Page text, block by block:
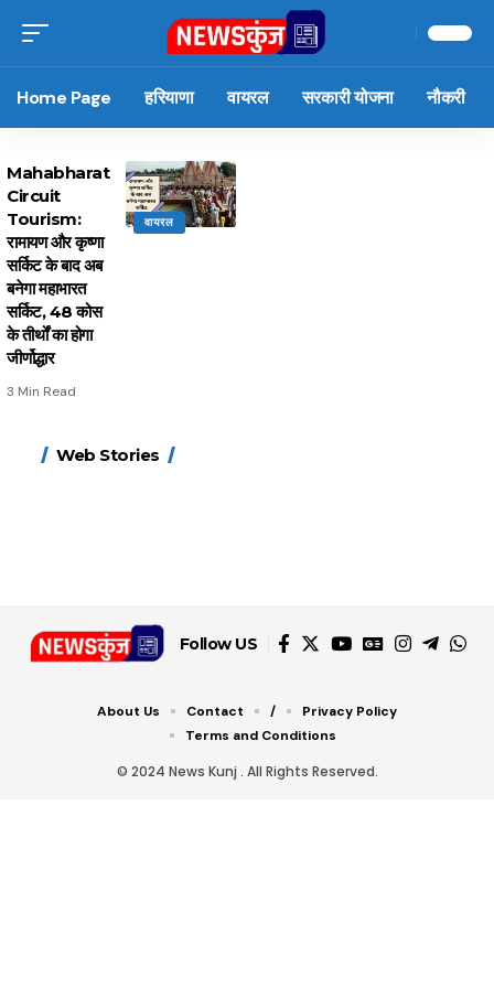
Home Page हरियाणा वायरल सरकारी योजना नौकरी
वायरल
Mahabharat
Circuit
Tourism:
रामायण और कृष्णा
सर्किट के बाद अब
बनेगा महाभारत
सर्किट, 48 कोस
के तीर्थों का होगा
जीर्णोद्धार
3 Min Read
Web Stories
15 नवंबर से लागू होंगे
FASTag के ये नए नियम,
मोटापे को कम करने के लिए
Follow US
© 2024 News Kunj . All Rights Reserved.
About Us Contact /
Privacy Policy
Terms and Conditions